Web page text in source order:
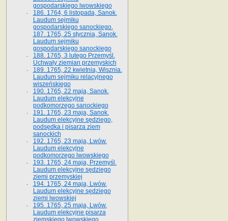
gospodarskiego lwowskiego
186. 1764, 6 listopada, Sanok.
Laudum sejmiku
gospodarskiego sanockiego.
187. 1765, 25 stycznia, Sanok.
Laudum sejmiku
gospodarskiego sanockiego
188. 1765, 3 lutego Przemyśl.
Uchwały ziemian przemyskich
189. 1765, 22 kwietnia, Wisznia.
Laudum sejmiku relacyjnego
wiszeńskiego
190. 1765, 22 maja, Sanok.
Laudum elekcyjne
podkomorzego sanockiego
191. 1765, 23 maja, Sanok.
Laudum elekcyjne sędziego,
podsędka i pisarza ziem
sanockich
192. 1765, 23 maja, Lwów.
Laudum elekcyjne
podkomorzego lwowskiego
193. 1765, 24 maja, Przemyśl.
Laudum elekcyjne sędziego
ziemi przemyskiej
194. 1765, 24 maja, Lwów.
Laudum elekcyjne sędziego
ziemi lwowskiej
195. 1765, 25 maja, Lwów.
Laudum elekcyjne pisarza
ziemskiego lwowskiego